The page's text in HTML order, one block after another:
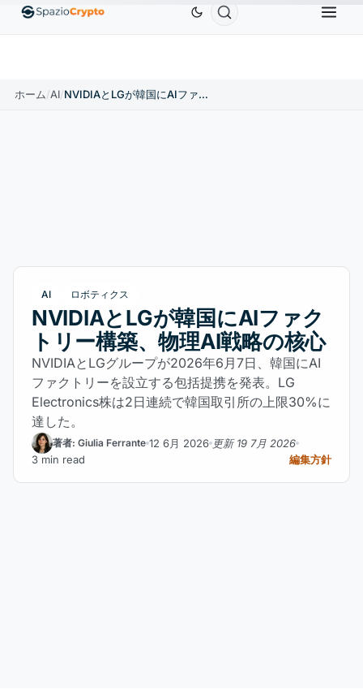
EthereumETH$1,880.58 Tether USDT$0.9991 BNBBNB
ホーム/AI/ NVIDIAとLGが韓国にAIファクトリー構築、物理AI戦略の核心
AI ロボティクス
NVIDIAとLGが韓国にAIファク
トリー構築、物理AI戦略の核心
NVIDIAとLGグループが2026年6月7日、韓国にAI
ファクトリーを設立する包括提携を発表。LG
Electronics株は2日連続で韓国取引所の上限30%に
達した。
著者: Giulia Ferrante 12 6月 2026 更新 19 7月 2026
3 min read
編集方針